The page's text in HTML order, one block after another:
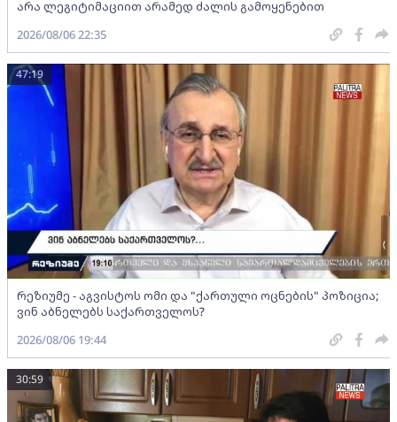
არა ლეგიტიმაციით არამედ ძალის გამოყენებით
2026/08/06 22:35
რეზიუმე - აგვისტოს ომი და "ქართული ოცნების" პოზიცია;
ვინ აბნელებს საქართველოს?
47:19
2026/08/06 19:44
30:59